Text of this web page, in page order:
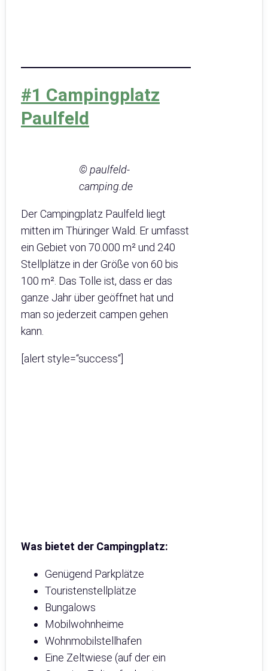
#1 Campingplatz
Paulfeld
© paulfeld-
camping.de
Der Campingplatz Paulfeld liegt
mitten im Thüringer Wald. Er umfasst
ein Gebiet von 70.000 m² und 240
Stellplätze in der Größe von 60 bis
100 m². Das Tolle ist, dass er das
ganze Jahr über geöffnet hat und
man so jederzeit campen gehen
kann.
[alert style=“success“]
Was bietet der Campingplatz:
Genügend Parkplätze
Touristenstellplätze
Bungalows
Mobilwohnheime
Wohnmobilstellhafen
Eine Zeltwiese (auf der ein